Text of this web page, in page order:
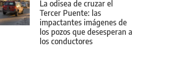
La odisea de cruzar el
Tercer Puente: las
impactantes imágenes de
los pozos que desesperan a
los conductores